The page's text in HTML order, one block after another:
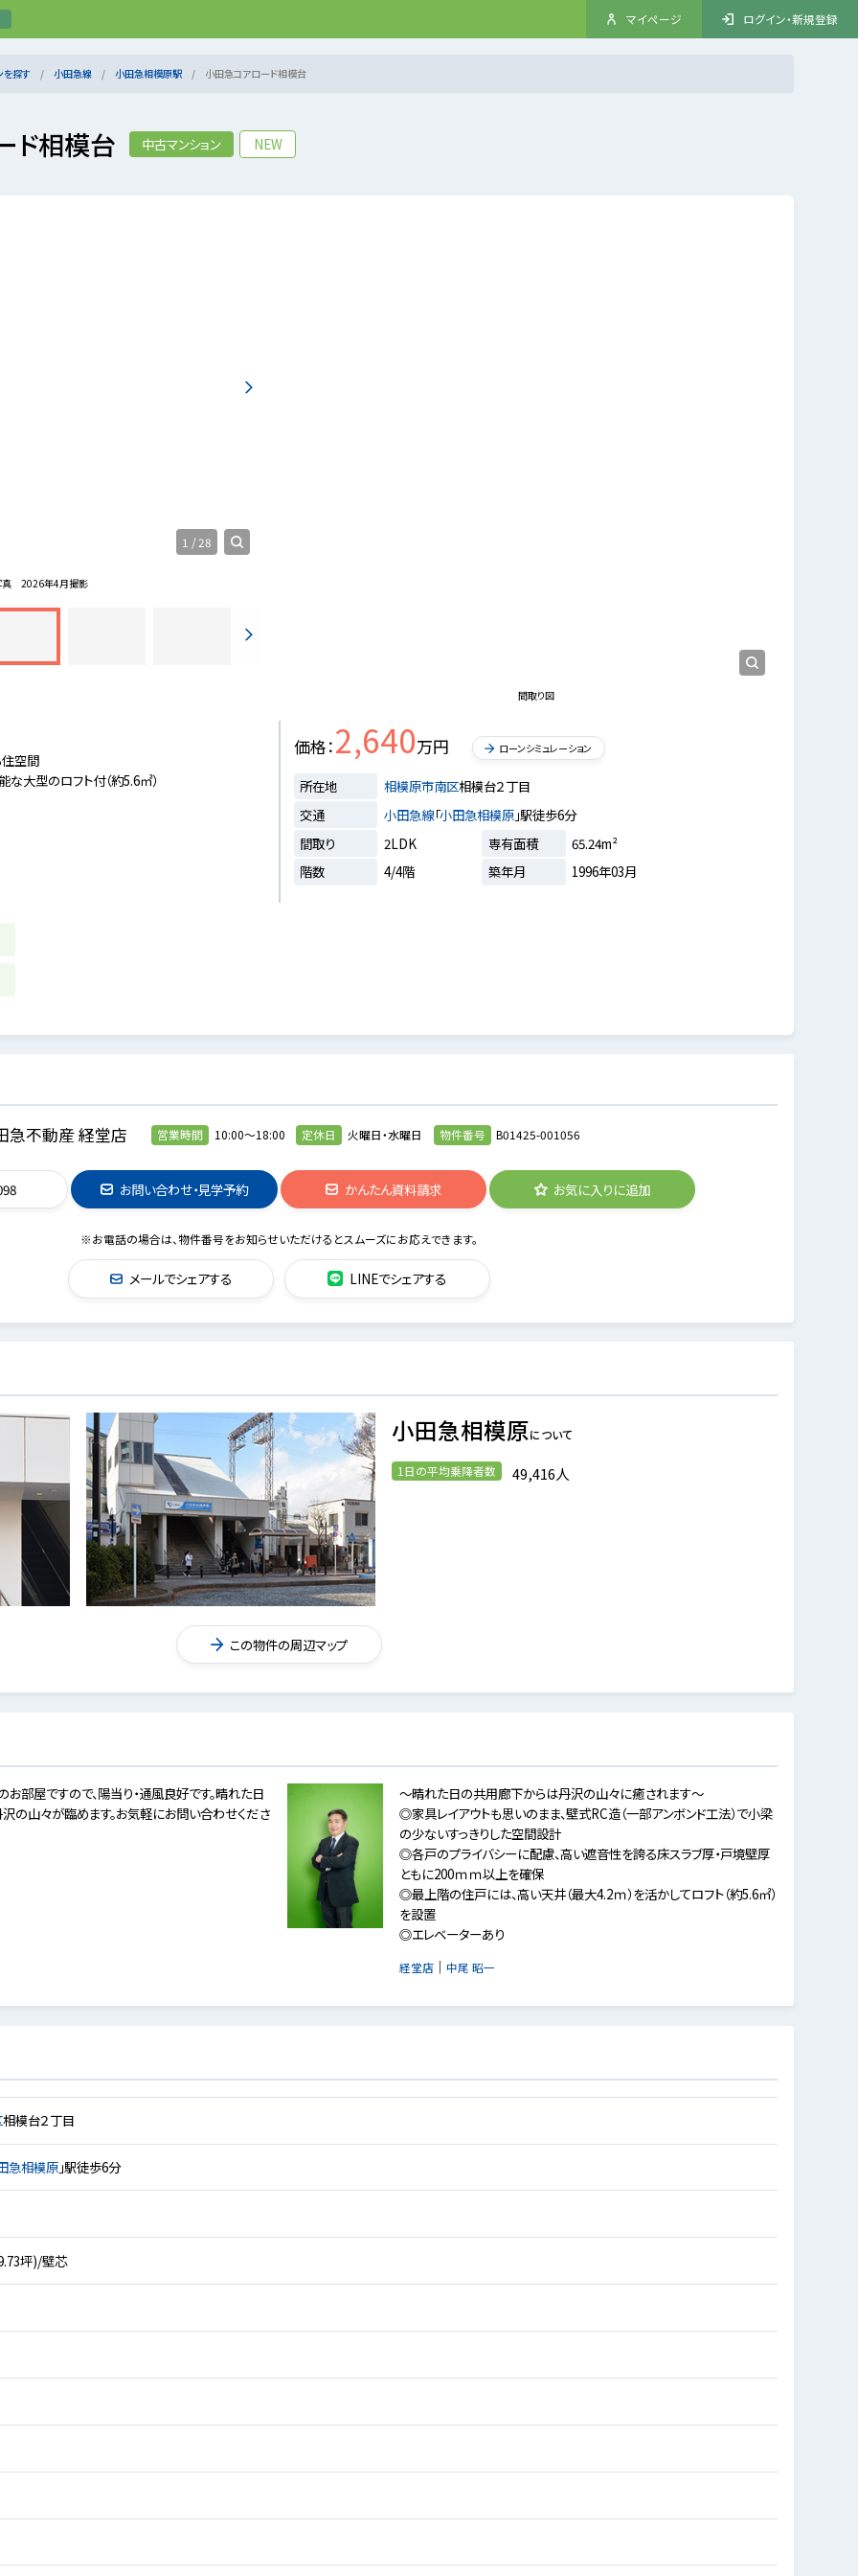
マイページ ログイン・新規登録
を探す 小田急線 小田急相模原駅 小田急コアロード相模台
ド相模台 中古マンション NEW
2026年4月撮影
1 / 28
間取り図
空間
大型のロフト付（約5.6㎡）
価格 2,640万円 ローンシミュレーション
所在地 相模原市南区相模台２丁目
交通
小田急線「小田急相模原」駅徒歩6分
間取り
2LDK 専有面積
65.24m²
階数
4/4階 築年月 1996年03月
急不動産 経堂店 営業時間 10:00～18:00 定休日 火曜日・水曜日 物件番号 B01425-001056
お問い合わせ・見学予約 かんたん資料請求 お気に入りに追加
※お電話の場合は、物件番号をお知らせいただけるとスムーズにお応えできます。
メールでシェアする LINEでシェアする
小田急相模原について
1日の平均乗降者数 49,416人
この物件の周辺マップ
部屋ですので、陽当り・通風良好です。晴れた日
の山々が臨めます。お気軽にお問い合わせくださ
～晴れた日の共用廊下からは丹沢の山々に癒されます～
◎家具レイアウトも思いのまま、壁式RC造（一部アンボンド工法）で小梁
の少ないすっきりした空間設計
◎各戸のプライバシーに配慮、高い遮音性を誇る床スラブ厚・戸境壁厚
ともに200ｍｍ以上を確保
◎最上階の住戸には、高い天井（最大4.2ｍ）を活かしてロフト（約5.6㎡）
を設置
◎エレベーターあり
経堂店 ｜中尾 昭一
相模台２丁目
急相模原」駅徒歩6分
坪)/壁芯